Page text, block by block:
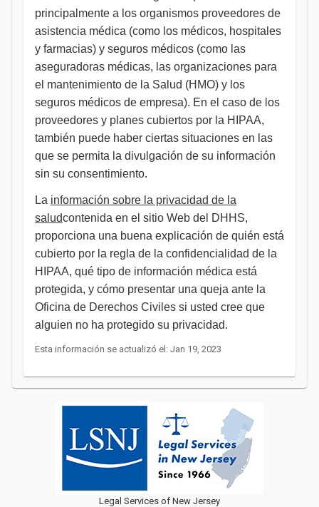
principalmente a los organismos proveedores de
asistencia médica (como los médicos, hospitales
y farmacias) y seguros médicos (como las
aseguradoras médicas, las organizaciones para
el mantenimiento de la Salud (HMO) y los
seguros médicos de empresa). En el caso de los
proveedores y planes cubiertos por la HIPAA,
también puede haber ciertas situaciones en las
que se permita la divulgación de su información
sin su consentimiento.
La información sobre la privacidad de la
saludcontenida en el sitio Web del DHHS,
proporciona una buena explicación de quién está
cubierto por la regla de la confidencialidad de la
HIPAA, qué tipo de información médica está
protegida, y cómo presentar una queja ante la
Oficina de Derechos Civiles si usted cree que
alguien no ha protegido su privacidad.
Esta información se actualizó el: Jan 19, 2023
Legal Services of New Jersey